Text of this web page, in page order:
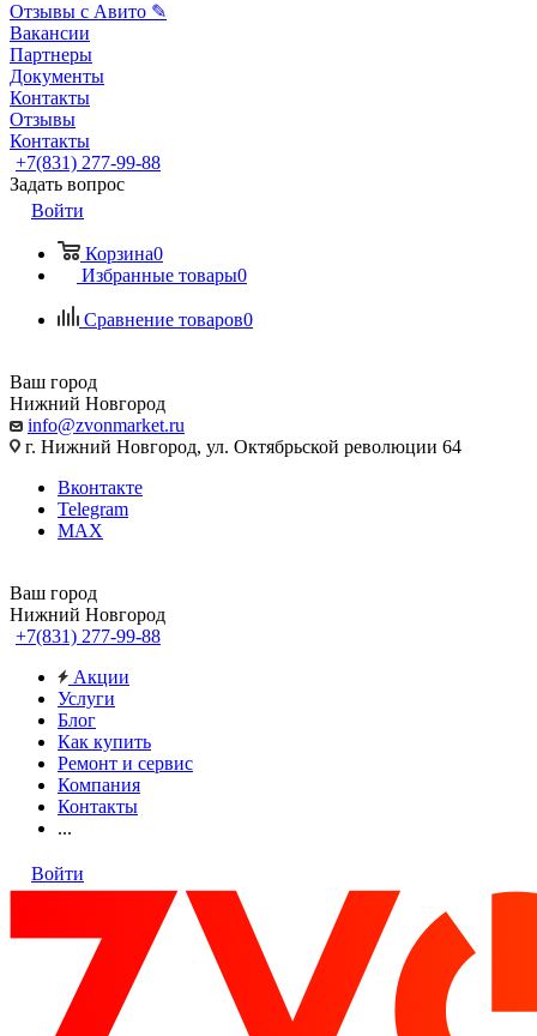
Отзывы с Авито ✎
Вакансии
Партнеры
Документы
Контакты
Отзывы
Контакты
+7(831) 277-99-88
Задать вопрос
Войти
Корзина0
Избранные товары0
Сравнение товаров0
Ваш город
Нижний Новгород
info@zvonmarket.ru
г. Нижний Новгород, ул. Октябрьской революции 64
Вконтакте
Telegram
MAX
Ваш город
Нижний Новгород
+7(831) 277-99-88
Акции
Услуги
Блог
Как купить
Ремонт и сервис
Компания
Контакты
...
Войти